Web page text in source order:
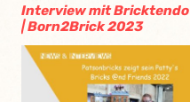
Interview mit Bricktendo
| Born2Brick 2023